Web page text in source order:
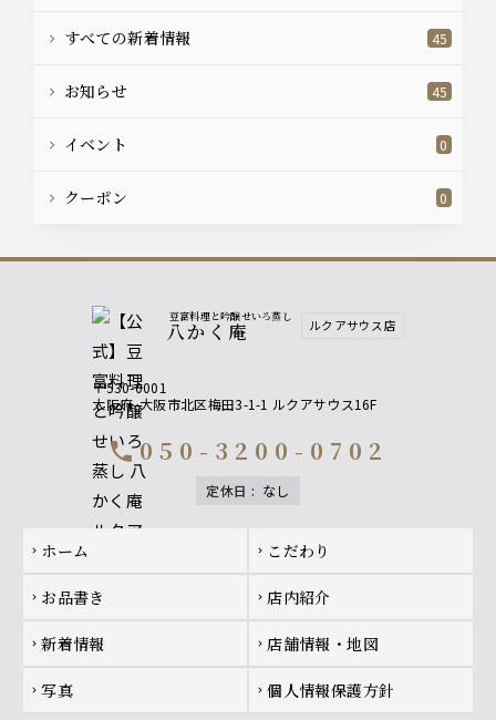
すべての新着情報 45
お知らせ 45
イベント 0
クーポン 0
豆富料理と吟醸せいろ蒸し
八かく庵 ルクアサウス店
〒530-0001
大阪府 大阪市北区梅田3-1-1 ルクアサウス16F
call050-3200-0702
定休日 : なし
Footer navigation
chevron_right ホーム chevron_right こだわり
chevron_right お品書き chevron_right 店内紹介
chevron_right 新着情報 chevron_right 店舗情報・地図
chevron_right 写真 chevron_right 個人情報保護方針